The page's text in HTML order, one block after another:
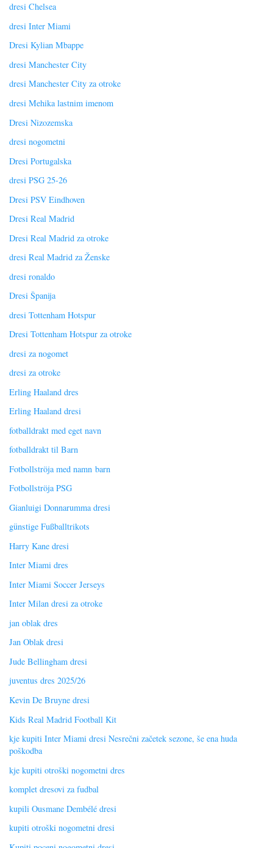
dresi Chelsea
dresi Inter Miami
Dresi Kylian Mbappe
dresi Manchester City
dresi Manchester City za otroke
dresi Mehika lastnim imenom
Dresi Nizozemska
dresi nogometni
Dresi Portugalska
dresi PSG 25-26
Dresi PSV Eindhoven
Dresi Real Madrid
Dresi Real Madrid za otroke
dresi Real Madrid za Ženske
dresi ronaldo
Dresi Španija
dresi Tottenham Hotspur
Dresi Tottenham Hotspur za otroke
dresi za nogomet
dresi za otroke
Erling Haaland dres
Erling Haaland dresi
fotballdrakt med eget navn
fotballdrakt til Barn
Fotbollströja med namn barn
Fotbollströja PSG
Gianluigi Donnarumma dresi
günstige Fußballtrikots
Harry Kane dresi
Inter Miami dres
Inter Miami Soccer Jerseys
Inter Milan dresi za otroke
jan oblak dres
Jan Oblak dresi
Jude Bellingham dresi
juventus dres 2025/26
Kevin De Bruyne dresi
Kids Real Madrid Football Kit
kje kupiti Inter Miami dresi Nesrečni začetek sezone, še ena huda
poškodba
kje kupiti otroški nogometni dres
komplet dresovi za fudbal
kupili Ousmane Dembélé dresi
kupiti otroški nogometni dresi